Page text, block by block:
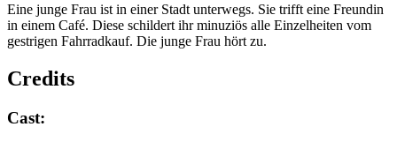
Eine junge Frau ist in einer Stadt unterwegs. Sie trifft eine Freundin
in einem Café. Diese schildert ihr minuziös alle Einzelheiten vom
gestrigen Fahrradkauf. Die junge Frau hört zu.
Credits
Cast: